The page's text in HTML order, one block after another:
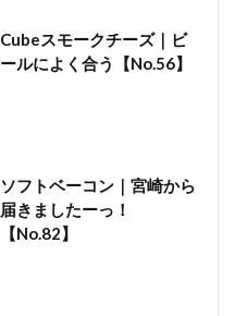
Cubeスモークチーズ｜ビ
ールによく合う【No.56】
ソフトベーコン｜宮崎から
届きましたーっ！
【No.82】